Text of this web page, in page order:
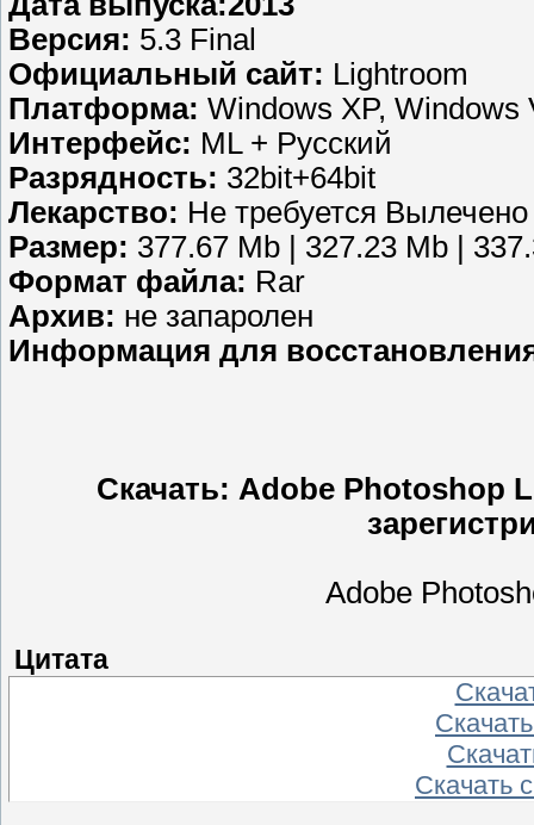
Версия: 5.3 Final
Официальный сайт: Lightroom
Платформа: Windows XP, Windows
Интерфейс: ML + Русский
Разрядность: 32bit+64bit
Лекарство: Не требуется Вылечено
Размер: 377.67 Mb | 327.23 Mb |
Формат файла: Rar
Aрхив: не запаролен
Информация для
Скачать: Adobe Photoshop
Adobe
Цитата
Скачать